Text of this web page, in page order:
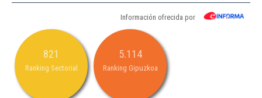
Información ofrecida por
821
Ranking Sectorial
5.114
Ranking Gipuzkoa